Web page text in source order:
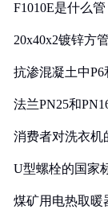
F1010E是什么
20x40x2镀锌方
抗渗混凝土中
法兰PN25和
消费者对洗衣机
U型螺栓的国家
煤矿用电热取暖